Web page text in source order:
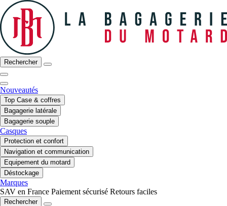
Rechercher
Nouveautés
Top Case & coffres
Bagagerie latérale
Bagagerie souple
Casques
Protection et confort
Navigation et communication
Equipement du motard
Déstockage
Marques
SAV en France Paiement sécurisé Retours faciles
Rechercher